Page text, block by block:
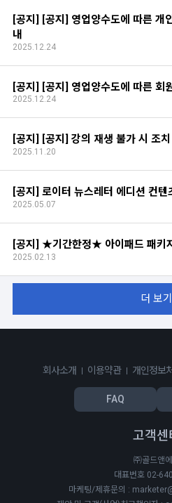
[공지] [공지] 영업양수도에 따른 개
내
2025.12.24
[공지] [공지] 영업양수도에 따른 회
2025.12.24
[공지] [공지] 강의 재생 불가 시 조
2025.11.20
[공지] 로이터 뉴스레터 에디션 컨텐
2025.05.07
[공지] ★기간한정★ 아이패드 패키
2025.02.13
더 보기
회사소개 이용약관 개인정보
FAQ
고객센
㈜골드앤
대표번호 02-
마케팅/제휴문의 :